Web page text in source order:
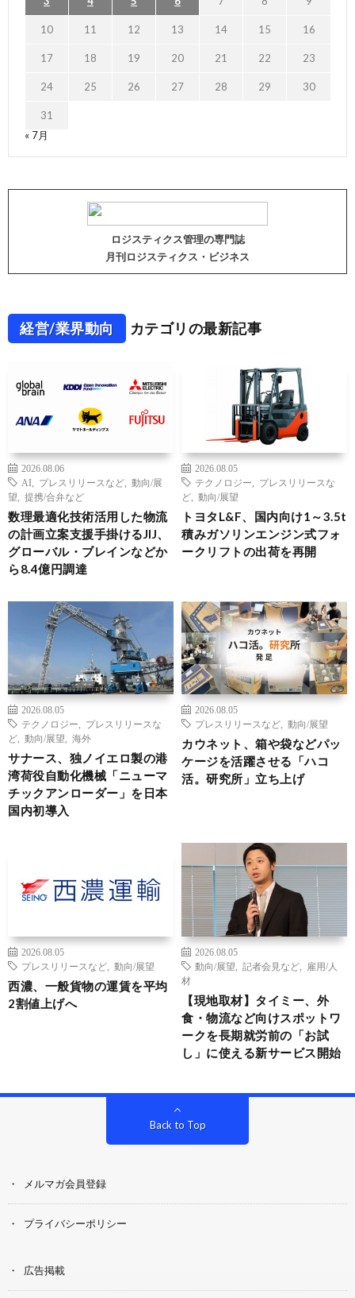
10 11 12 13 14 15 16
17 18 19 20 21 22 23
24 25 26 27 28 29 30
31
« 7月
ロジスティクス管理の専門誌
月刊ロジスティクス・ビジネス
経営/業界動向 カテゴリの最新記事
2026.08.06
AI
プレスリリースなど
動向/展
望
提携/合弁など
数理最適化技術活用した物流
の計画立案支援手掛けるJIJ、
グローバル・ブレインなどか
ら8.4億円調達
2026.08.05
テクノロジー
プレスリリースな
ど
動向/展望
トヨタL&F、国内向け1～3.5t
積みガソリンエンジン式フォ
ークリフトの出荷を再開
2026.08.05
テクノロジー
プレスリリースな
ど
動向/展望 海外
サナース、独ノイエロ製の港
湾荷役自動化機械「ニューマ
チックアンローダー」を日本
国内初導入
2026.08.05
プレスリリースなど
動向/展望
カウネット、箱や袋などパッ
ケージを活躍させる「ハコ
活。研究所」立ち上げ
2026.08.05
プレスリリースなど
動向/展望
西濃、一般貨物の運賃を平均
2割値上げへ
2026.08.05
動向/展望
記者会見など
雇用/人
材
【現地取材】タイミー、外
食・物流など向けスポットワ
ークを長期就労前の「お試
し」に使える新サービス開始
Back to Top
メルマガ会員登録
プライバシーポリシー
広告掲載